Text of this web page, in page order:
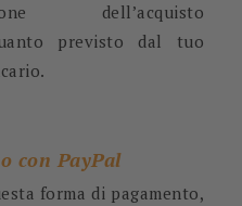
dell’acquisto
previsto dal tuo
con PayPal
forma di pagamento,